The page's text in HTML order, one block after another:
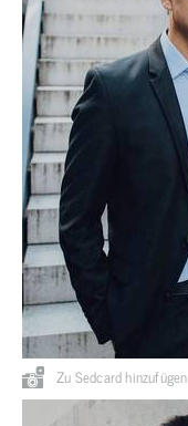
Zu Sedcard hinzufügen